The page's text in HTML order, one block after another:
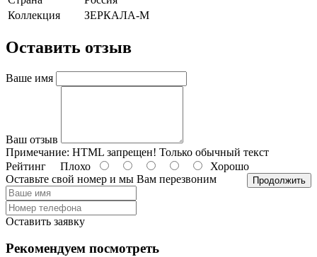
Коллекция
ЗЕРКАЛА-М
Оставить отзыв
Ваше имя
Ваш отзыв
Примечание: HTML запрещен! Только обычный текст
Рейтинг Плохо Хорошо
Продолжить
Оставьте свой номер и мы Вам перезвоним
Оставить заявку
Рекомендуем посмотреть